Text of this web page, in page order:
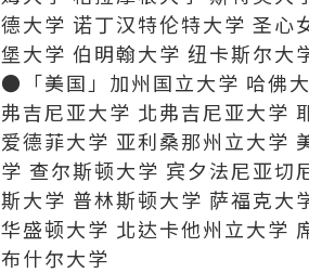
德大学 诺丁汉特伦特大学 圣心
堡大学 伯明翰大学 纽卡斯尔大
●「美国」加州国立大学 哈佛
弗吉尼亚大学 北弗吉尼亚大学
爱德菲大学 亚利桑那州立大学
学 查尔斯顿大学 宾夕法尼亚切
斯大学 普林斯顿大学 萨福克大
华盛顿大学 北达卡他州立大学
布什尔大学